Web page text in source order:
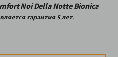
Noi Della Notte Bionica
гарантия 5 лет.